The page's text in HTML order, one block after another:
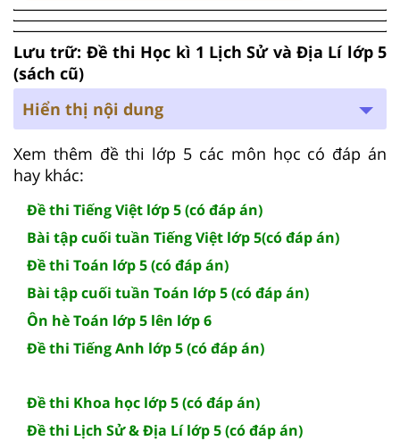
Lưu trữ: Đề thi Học kì 1 Lịch Sử và Địa Lí lớp 5
(sách cũ)
Hiển thị nội dung
Xem thêm đề thi lớp 5 các môn học có đáp án
hay khác:
Đề thi Tiếng Việt lớp 5 (có đáp án)
Bài tập cuối tuần Tiếng Việt lớp 5(có đáp án)
Đề thi Toán lớp 5 (có đáp án)
Bài tập cuối tuần Toán lớp 5 (có đáp án)
Ôn hè Toán lớp 5 lên lớp 6
Đề thi Tiếng Anh lớp 5 (có đáp án)
Đề thi Khoa học lớp 5 (có đáp án)
Đề thi Lịch Sử & Địa Lí lớp 5 (có đáp án)